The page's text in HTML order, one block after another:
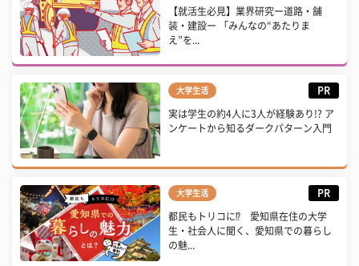
【就活生必見】業界研究ー道路・舗
装・建設ー 「みんなの“あたりま
え”を...
大学生活 PR
実は学生の約4人に3人が経験あり!? ア
ンケートから知るダークパターン入門
大学生活 PR
都民もトリコに⁉ 愛知県在住の大学
生・社会人に聞く、愛知県での暮らし
の魅...